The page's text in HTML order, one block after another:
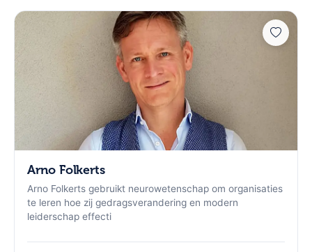
Arno Folkerts
Arno Folkerts gebruikt neurowetenschap om organisaties
te leren hoe zij gedragsverandering en modern
leiderschap effecti